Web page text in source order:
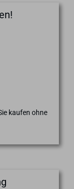
kaufen ohne